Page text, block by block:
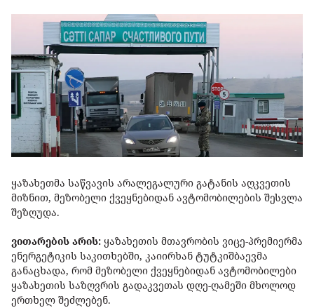
ყაზახეთმა საწვავის არალეგალური გატანის აღკვეთის
მიზნით, მეზობელი ქვეყნებიდან ავტომობილების შესვლა
შეზღუდა.
ვითარების არის: ყაზახეთის მთავრობის ვიცე-პრემიერმა
ენერგეტიკის საკითხებში, კაიირხან ტუტკიშბაევმა
განაცხადა, რომ მეზობელი ქვეყნებიდან ავტომობილები
ყაზახეთის საზღვრის გადაკვეთას დღე-ღამეში მხოლოდ
ერთხელ შეძლებენ.